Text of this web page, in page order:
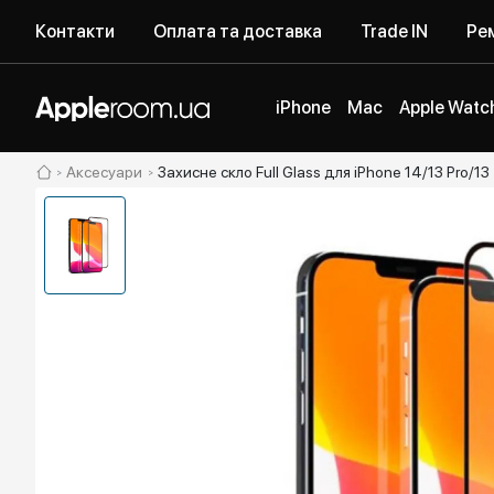
Контакти Оплата та доставка Trade IN
iPhone Mac Apple
Аксесуари Захисне скло Full Glass для iPhone 14/13 Pro/13